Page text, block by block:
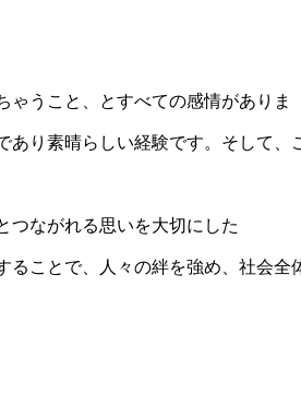
うこと、とすべての感情がありま
験です。そして、これ
いをもっていま
つながれる思いを大切にした
を強め、社会全体が